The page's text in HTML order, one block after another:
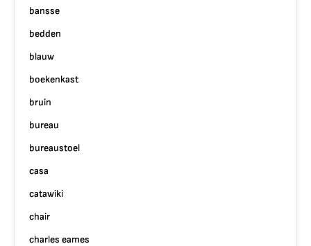
bansse
bedden
blauw
boekenkast
bruin
bureau
bureaustoel
casa
catawiki
chair
charles eames